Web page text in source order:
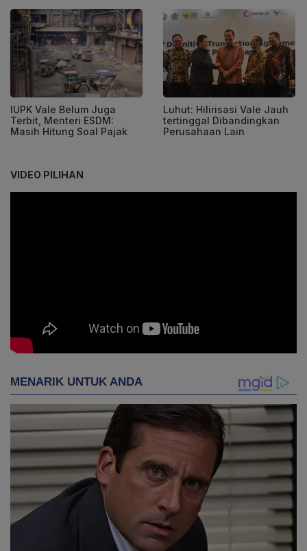
IUPK Vale Belum Juga
Terbit, Menteri ESDM:
Masih Hitung Soal Pajak
Luhut: Hilirisasi Vale Jauh
tertinggal Dibandingkan
Perusahaan Lain
VIDEO PILIHAN